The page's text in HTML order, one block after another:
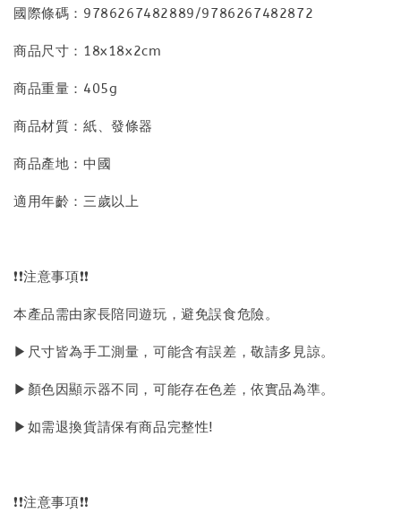
國際條碼：9786267482889/9786267482872
商品尺寸：18x18x2cm
商品重量：405g
商品材質：紙、發條器
商品產地：中國
適用年齡：三歲以上
❗❗注意事項❗❗
本產品需由家長陪同遊玩，避免誤食危險。
▶尺寸皆為手工測量，可能含有誤差，敬請多見諒。
▶顏色因顯示器不同，可能存在色差，依實品為準。
▶如需退換貨請保有商品完整性!
❗❗注意事項❗❗